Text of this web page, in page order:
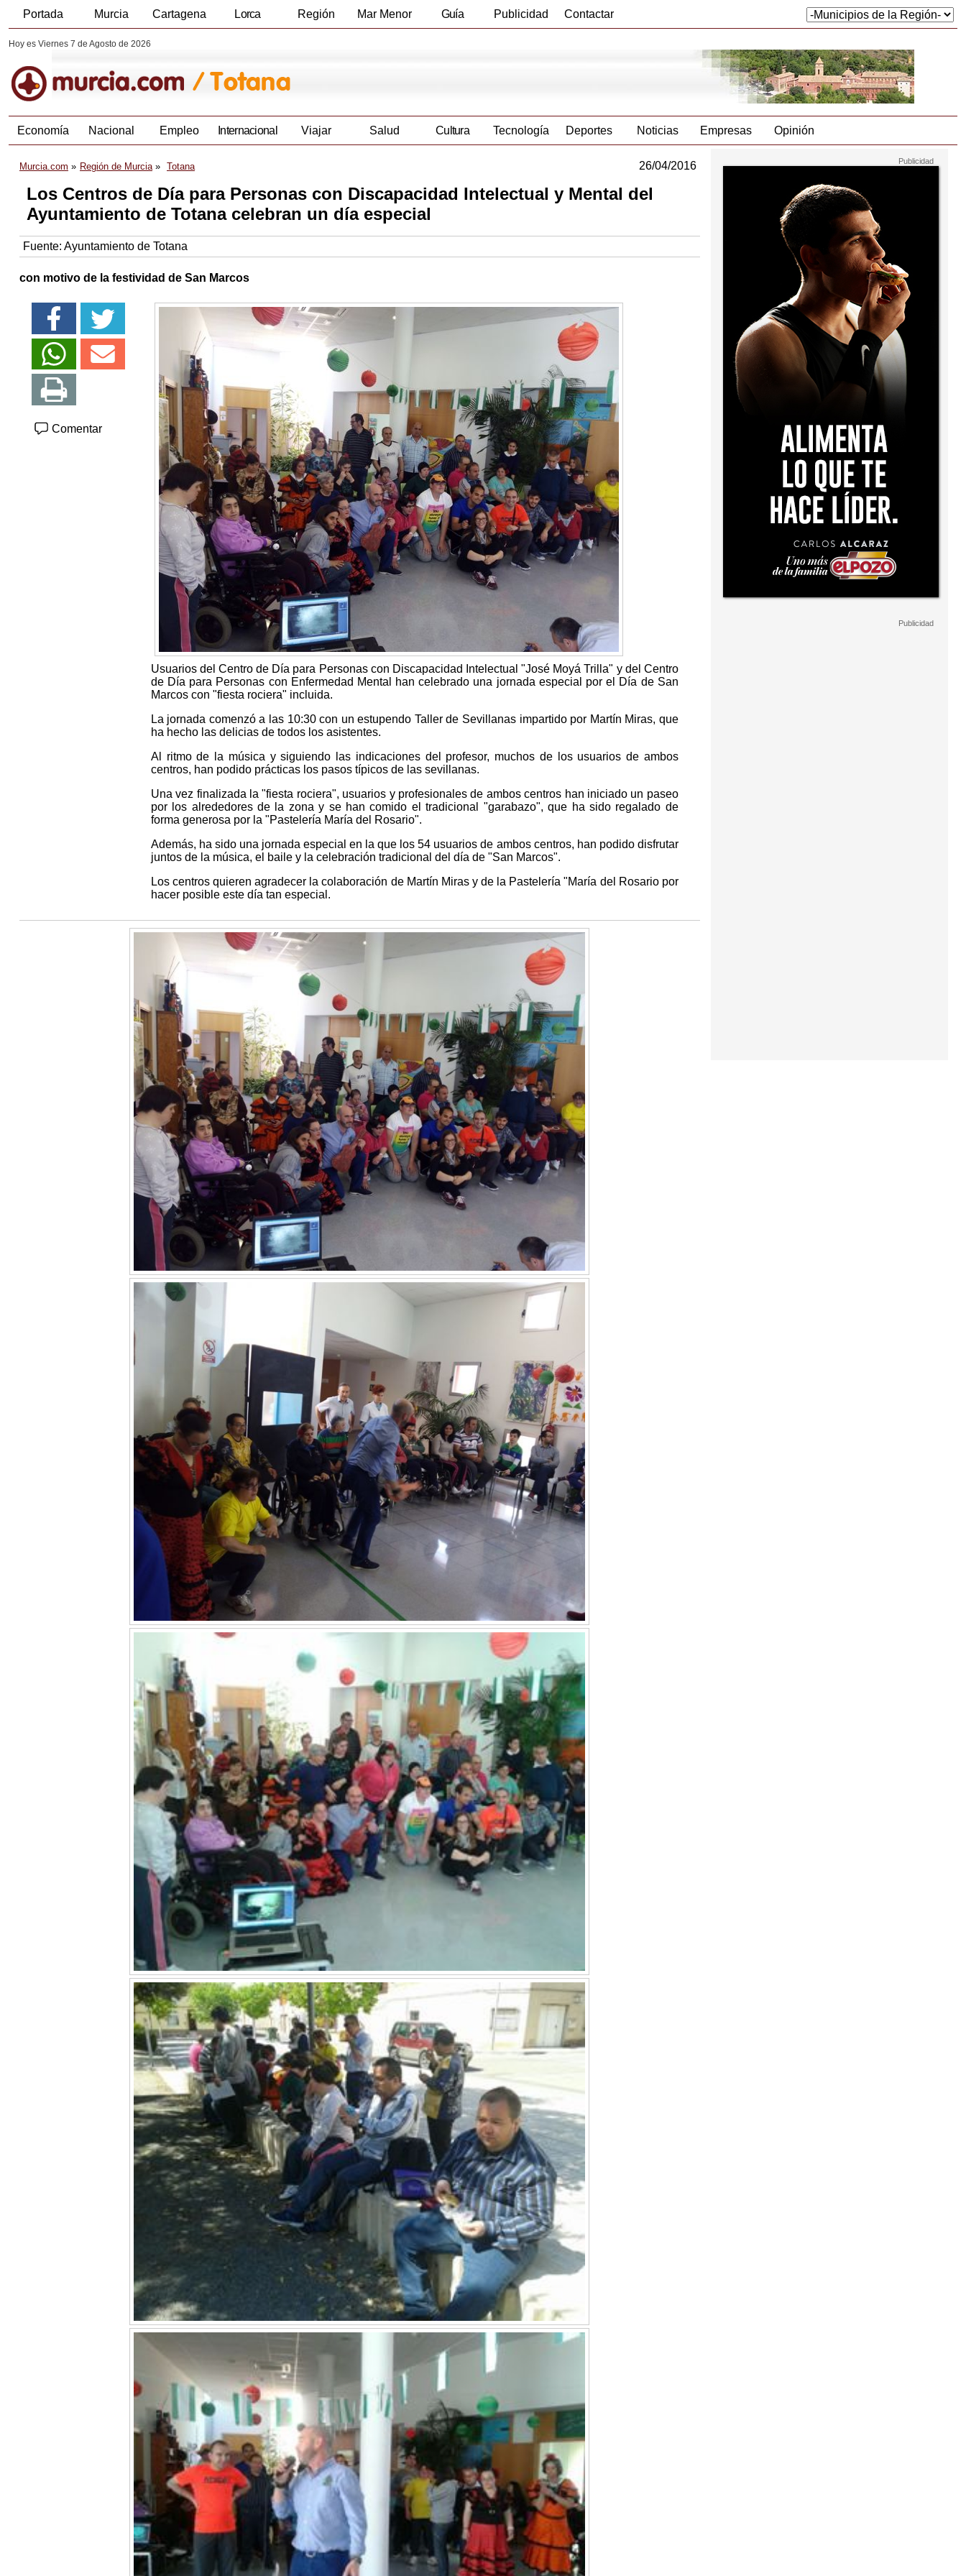
Portada Murcia Cartagena Lorca Región Mar Menor Guía Publicidad Contactar
Hoy es Viernes 7 de Agosto de 2026
Economía Nacional Empleo Internacional Viajar Salud Cultura Tecnología Deportes Noticias Empresas Opinión
Murcia.com Región de Murcia Totana 26/04/2016
Los Centros de Día para Personas con Discapacidad Intelectual y Mental del
Ayuntamiento de Totana celebran un día especial
Fuente: Ayuntamiento de Totana
con motivo de la festividad de San Marcos
Comentar
Usuarios del Centro de Día para Personas con Discapacidad Intelectual "José Moyá Trilla" y del Centro
de Día para Personas con Enfermedad Mental han celebrado una jornada especial por el Día de San
Marcos con "fiesta rociera" incluida.
La jornada comenzó a las 10:30 con un estupendo Taller de Sevillanas impartido por Martín Miras, que
ha hecho las delicias de todos los asistentes.
Al ritmo de la música y siguiendo las indicaciones del profesor, muchos de los usuarios de ambos
centros, han podido prácticas los pasos típicos de las sevillanas.
Una vez finalizada la "fiesta rociera", usuarios y profesionales de ambos centros han iniciado un paseo
por los alrededores de la zona y se han comido el tradicional "garabazo", que ha sido regalado de
forma generosa por la "Pastelería María del Rosario".
Además, ha sido una jornada especial en la que los 54 usuarios de ambos centros, han podido disfrutar
juntos de la música, el baile y la celebración tradicional del día de "San Marcos".
Los centros quieren agradecer la colaboración de Martín Miras y de la Pastelería "María del Rosario por
hacer posible este día tan especial.